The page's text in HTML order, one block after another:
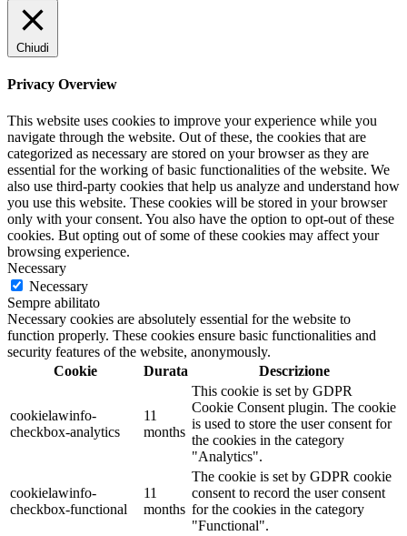
Chiudi
Privacy Overview
This website uses cookies to improve your experience while you
navigate through the website. Out of these, the cookies that are
categorized as necessary are stored on your browser as they are
essential for the working of basic functionalities of the website. We
also use third-party cookies that help us analyze and understand how
you use this website. These cookies will be stored in your browser
only with your consent. You also have the option to opt-out of these
cookies. But opting out of some of these cookies may affect your
browsing experience.
Necessary
Necessary
Sempre abilitato
Necessary cookies are absolutely essential for the website to
function properly. These cookies ensure basic functionalities and
security features of the website, anonymously.
Cookie
Durata Descrizione
cookielawinfo-
checkbox-analytics
11
months
This cookie is set by GDPR
Cookie Consent plugin. The cookie
is used to store the user consent for
the cookies in the category
"Analytics".
cookielawinfo-
checkbox-functional
11
months
The cookie is set by GDPR cookie
consent to record the user consent
for the cookies in the category
"Functional".